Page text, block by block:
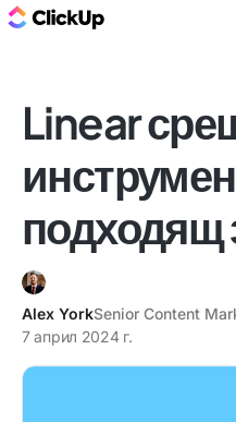
Linear
подходящ
Alex YorkSenior Content
7 април 2024 г.